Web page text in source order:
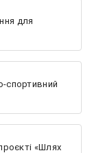
для
спортивний
«Шлях